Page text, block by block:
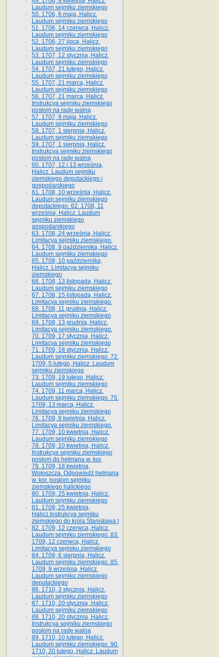
Laudum sejmiku ziemskiego
50. 1706, 6 maja, Halicz.
Laudum sejmiku ziemskiego
51. 1706, 14 czerwca, Halicz.
Laudum sejmiku ziemskiego
52. 1706, 27 lipca, Halicz.
Laudum sejmiku ziemskiego
53. 1707, 12 stycznia, Halicz.
Laudum sejmiku ziemskiego
54. 1707, 21 lutego, Halicz.
Laudum sejmiku ziemskiego
55. 1707, 21 marca, Halicz.
Laudum sejmiku ziemskiego
56. 1707, 21 marca, Halicz.
Instrukcya sejmiku ziemskiego
posłom na radę walną
57. 1707, 9 maja, Halicz.
Laudum sejmiku ziemskiego
58. 1707, 1 sierpnia, Halicz.
Laudum sejmiku ziemskiego
59. 1707, 1 sierpnia, Halicz.
Instrukcya sejmiku ziemskiego
posłom na radę walną
60. 1707, 12 i 13 września,
Halicz. Laudum sejmiku
ziemskiego deputackiego i
gospodarskiego
61. 1708, 10 września, Halicz.
Laudum sejmiku ziemskiego
deputackiego. 62. 1708, 11
września, Halicz. Laudum
sejmiku ziemskiego
gospodarskiego
63. 1708, 24 września, Halicz.
Limitacya sejmiku ziemskiego.
64. 1708, 9 października, Halicz.
Laudum sejmiku ziemskiego
65­. 1708, 10 października,
Halicz. Limitacya sejmiku
ziemskiego
66. 1708, 13 listopada, Halicz.
Laudum sejmiku ziemskiego
67. 1708, 15 listopada, Halicz.
Limitacya sejmiku ziemskiego.
68. 1708, 11 grudnia, Halicz.
Limitacya sejmiku ziemskiego
69. 1708, 13 grudnia, Halicz.
Limitacya sejmiku ziemskiego.
70. 1709, 17 stycznia, Halicz.
Limitacya sejmiku ziemskiego
71. 1709, 18 stycznia, Halicz.
Laudum sejmiku ziemskiego. 72.
1709, 5 lutego, Halicz. Laudum
sejmiku ziemskiego
73. 1709, 19 lutego, Halicz.
Laudum sejmiku ziemskiego
74. 1709, 11 marca, Halicz.
Laudum sejmiku ziemskiego. 75.
1709, 13 marca, Halicz.
Limitacya sejmiku ziemskiego
76. 1709, 9 kwietnia, Halicz.
Limitacya sejmiku ziemskiego.
77. 1709, 10 kwietnia, Halicz.
Laudum sejmiku ziemskiego
78. 1709, 10 kwietnia, Halicz.
Instrukcya sejmiku ziemskiego
posłom do hetmana w. kor.
79. 1709, 18 kwietnia,
Wołoszcza. Odpowiedź hetmana
w. kor. posłom sejmiku
ziemskiego halickiego
80. 1709, 25 kwietnia, Halicz.
Laudum sejmiku ziemskiego
81. 1709, 25 kwietnia,
Halicz.Instrukcya sejmiku
ziemskiego do króla Stanisława I
82. 1709, 12 czerwca, Halicz.
Laudum sejmiku ziemskiego. 83.
1709, 12 czerwca, Halicz.
Limitacya sejmiku ziemskiego
84. 1709, 6 sierpnia, Halicz.
Laudum sejmiku ziemskiego. 85.
1709, 9 września, Halicz.
Laudum sejmiku ziemskiego
deputackiego
86. 1710, 3 stycznia, Halicz.
Laudum sejmiku ziemskiego
87. 1710, 20 stycznia, Halicz.
Laudum sejmiku ziemskiego
88. 1710, 20 stycznia, Halicz.
Instrukcya sejmiku ziemskiego
posłom na radę walną
89. 1710, 10 lutego, Halicz.
Laudum sejmiku ziemskiego. 90.
1710, 20 lutego, Halicz. Laudum